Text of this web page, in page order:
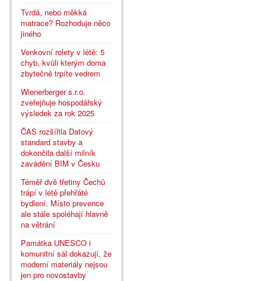
Tvrdá, nebo měkká
matrace? Rozhoduje něco
jiného
Venkovní rolety v létě: 5
chyb, kvůli kterým doma
zbytečně trpíte vedrem
Wienerberger s.r.o.
zveřejňuje hospodářský
výsledek za rok 2025
ČAS rozšířila Datový
standard stavby a
dokončila další milník
zavádění BIM v Česku
Téměř dvě třetiny Čechů
trápí v létě přehřáté
bydlení. Místo prevence
ale stále spoléhají hlavně
na větrání
Památka UNESCO i
komunitní sál dokazují, že
moderní materiály nejsou
jen pro novostavby